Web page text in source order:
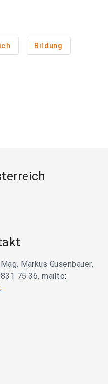
Bildung
Markus Gusenbauer,
75 36, mailto:
,